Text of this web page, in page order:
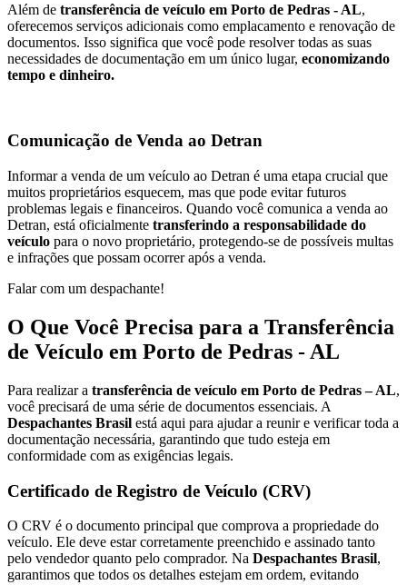
Além de transferência de veículo em Porto de Pedras - AL,
oferecemos serviços adicionais como emplacamento e renovação de
documentos. Isso significa que você pode resolver todas as suas
necessidades de documentação em um único lugar, economizando
tempo e dinheiro.
Comunicação de Venda ao Detran
Informar a venda de um veículo ao Detran é uma etapa crucial que
muitos proprietários esquecem, mas que pode evitar futuros
problemas legais e financeiros. Quando você comunica a venda ao
Detran, está oficialmente transferindo a responsabilidade do
veículo para o novo proprietário, protegendo-se de possíveis multas
e infrações que possam ocorrer após a venda.
Falar com um despachante!
O Que Você Precisa para a Transferência
de Veículo em Porto de Pedras - AL
Para realizar a transferência de veículo em Porto de Pedras – AL,
você precisará de uma série de documentos essenciais. A
Despachantes Brasil está aqui para ajudar a reunir e verificar toda a
documentação necessária, garantindo que tudo esteja em
conformidade com as exigências legais.
Certificado de Registro de Veículo (CRV)
O CRV é o documento principal que comprova a propriedade do
veículo. Ele deve estar corretamente preenchido e assinado tanto
pelo vendedor quanto pelo comprador. Na Despachantes Brasil,
garantimos que todos os detalhes estejam em ordem, evitando